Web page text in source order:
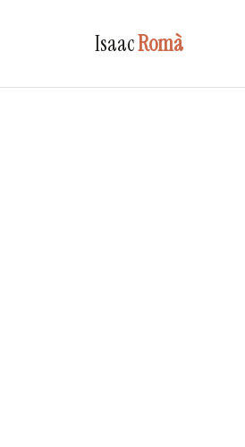
IsaacRomà